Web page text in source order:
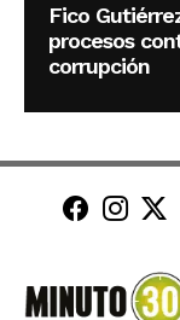
Fico
procesos
corrupción